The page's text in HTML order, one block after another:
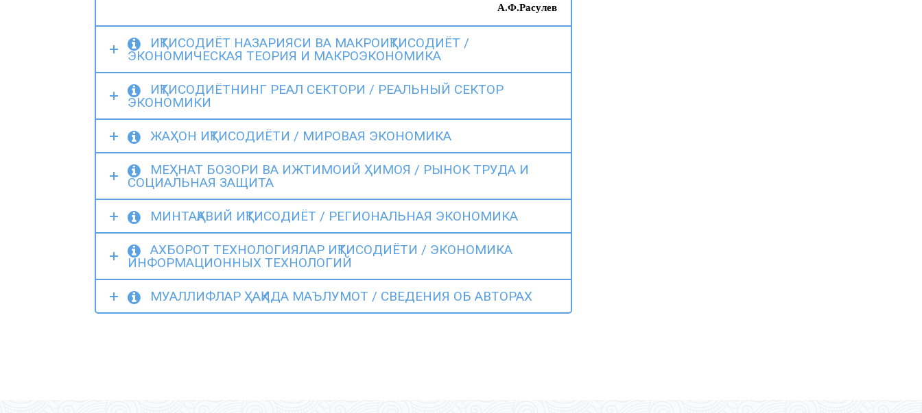
А.Ф.Расулев
ИҚТИСОДИЁТ НАЗАРИЯСИ ВА МАКРОИҚТИСОДИЁТ /
ЭКОНОМИЧЕСКАЯ ТЕОРИЯ И МАКРОЭКОНОМИКА
ИҚТИСОДИЁТНИНГ РЕАЛ СЕКТОРИ / РЕАЛЬНЫЙ СЕКТОР
ЭКОНОМИКИ
ЖАҲОН ИҚТИСОДИЁТИ / МИРОВАЯ ЭКОНОМИКА
МЕҲНАТ БОЗОРИ ВА ИЖТИМОИЙ ҲИМОЯ / РЫНОК ТРУДА И
СОЦИАЛЬНАЯ ЗАЩИТА
МИНТАҚАВИЙ ИҚТИСОДИЁТ / РЕГИОНАЛЬНАЯ ЭКОНОМИКА
АХБОРОТ ТЕХНОЛОГИЯЛАР ИҚТИСОДИЁТИ / ЭКОНОМИКА
ИНФОРМАЦИОННЫХ ТЕХНОЛОГИЙ
МУАЛЛИФЛАР ҲАҚИДА МАЪЛУМОТ / СВЕДЕНИЯ ОБ АВТОРАХ